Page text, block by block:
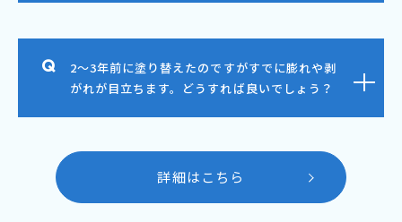
2～3年前に塗り替えたのですがすでに膨れや剥
がれが目立ちます。どうすれば良いでしょう？
詳細はこちら